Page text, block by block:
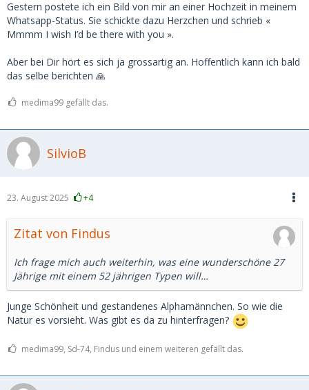
Gestern postete ich ein Bild von mir an einer Hochzeit in meinem
Whatsapp-Status. Sie schickte dazu Herzchen und schrieb «
Mmmm I wish I’d be there with you ».
Aber bei Dir hört es sich ja grossartig an. Hoffentlich kann ich bald
das selbe berichten 🙏
medima99 gefällt das.
SilvioB
23. August 2025 +4
Zitat von Findus
Ich frage mich auch weiterhin, was eine wunderschöne 27
Jährige mit einem 52 jährigen Typen will…
Junge Schönheit und gestandenes Alphamännchen. So wie die
Natur es vorsieht. Was gibt es da zu hinterfragen?
medima99, Sd-74, Findus und einem weiteren gefällt das.